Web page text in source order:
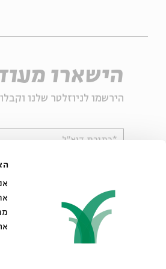
הישארו
הירשמו לניוזלטר שלנו
*כתובת דוא"ל